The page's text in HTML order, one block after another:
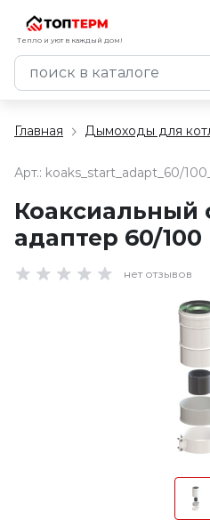
Тепло и уют в каждый дом!
Главная Дымоходы для
Арт.: koaks_start_adapt_60/
Коаксиальный
адаптер 60/100
нет отзывов